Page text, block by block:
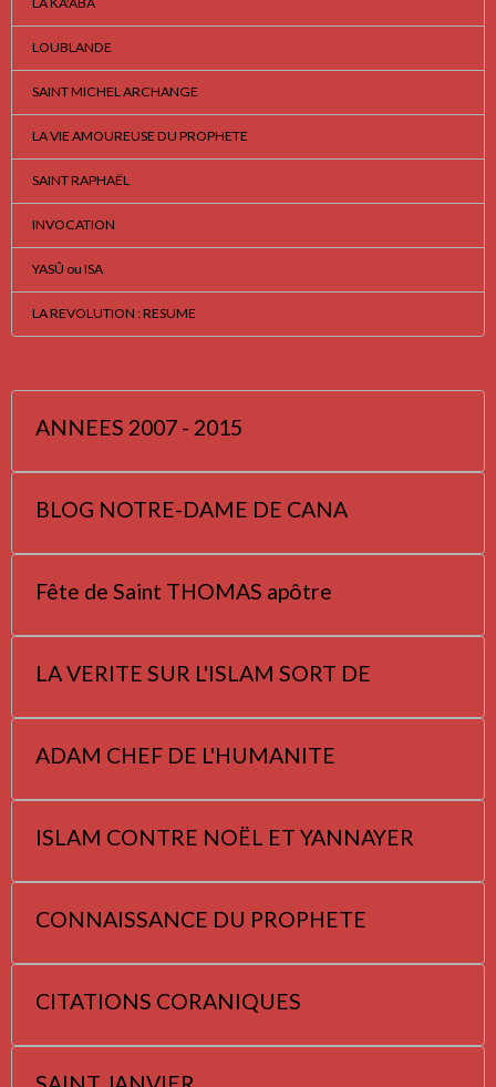
LOUBLANDE
SAINT MICHEL ARCHANGE
LA VIE AMOUREUSE DU PROPHETE
SAINT RAPHAËL
INVOCATION
YASÛ ou ISA
LA REVOLUTION : RESUME
ANNEES 2007 - 2015
BLOG NOTRE-DAME DE CANA
Fête de Saint THOMAS apôtre
LA VERITE SUR L'ISLAM SORT DE
ADAM CHEF DE L'HUMANITE
ISLAM CONTRE NOËL ET YANNAYER
CONNAISSANCE DU PROPHETE
CITATIONS CORANIQUES